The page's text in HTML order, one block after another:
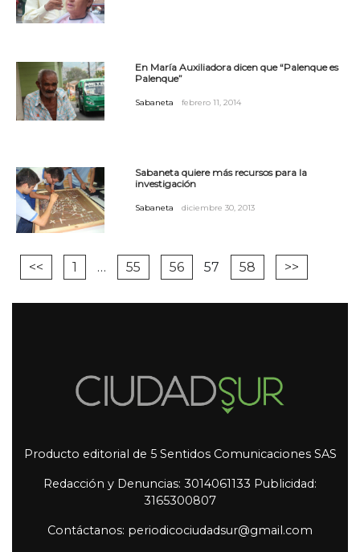
En María Auxiliadora dicen que “Palenque es
Palenque”
Sabaneta febrero 11, 2014
Sabaneta quiere más recursos para la
investigación
Sabaneta diciembre 30, 2013
<< 1 … 55 56 57 58 >>
Producto editorial de 5 Sentidos Comunicaciones SAS
Redacción y Denuncias: 3014061133 Publicidad:
3165300807
Contáctanos: periodicociudadsur@gmail.com